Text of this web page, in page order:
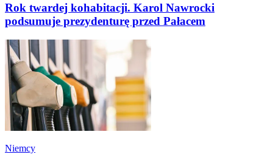
Rok twardej kohabitacji. Karol Nawrocki
podsumuje prezydenturę przed Pałacem
Niemcy